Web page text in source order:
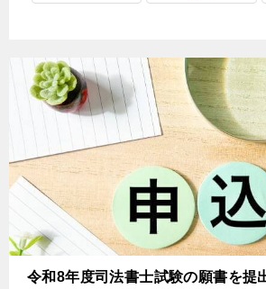
令和8年度司法書士試験の願書を提